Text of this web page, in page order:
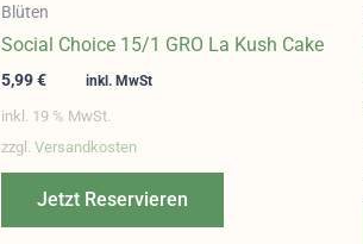
Blüten
Social Choice 15/1 GRO La Kush Cake
5,99€ inkl. MwSt
inkl. 19 % MwSt.
zzgl. Versandkosten
Jetzt Reservieren